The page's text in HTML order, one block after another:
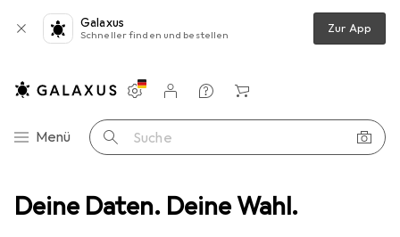
Deine Daten. Deine Wahl.
Galaxus
Schneller finden und bestellen Zur App
Navigation nach Kategorien
Menü Suche
Einstellungen
Kundenkonto
Vergleichslisten
Merklisten
Warenkorb
in Mode Accessoires Portemonnaie Secrid Twinwallet